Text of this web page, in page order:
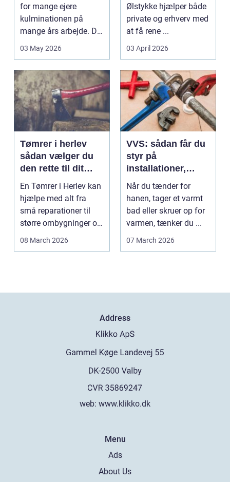
for mange ejere
kulminationen på
mange års arbejde. Det
kan være en planlagt
03 May 2026
Ølstykke hjælper både
private og erhverv med
at få rene ...
03 April 2026
Tømrer i herlev
sådan vælger du
den rette til dit
projekt
En Tømrer i Herlev kan
hjælpe med alt fra
små reparationer til
større ombygninger og
tilbygninger. N...
08 March 2026
VVS: sådan får du
styr på
installationer,
komfort og
energiforbrug
Når du tænder for
hanen, tager et varmt
bad eller skruer op for
varmen, tænker du ...
07 March 2026
Address
web: www.klikko.dk
Menu
Ads
About Us